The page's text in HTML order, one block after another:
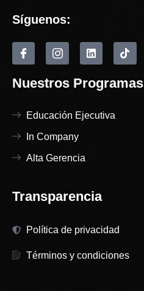
Síguenos:
Nuestros Programas
Educación Ejecutiva
In Company
Alta Gerencia
Transparencia
Política de privacidad
Términos y condiciones